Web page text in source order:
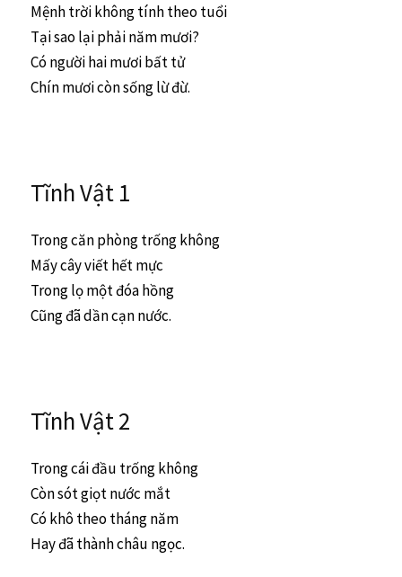
Mệnh trời không tính theo tuổi
Tại sao lại phải năm mươi?
Có người hai mươi bất tử
Chín mươi còn sống lừ đừ.
Tĩnh Vật 1
Trong căn phòng trống không
Mấy cây viết hết mực
Trong lọ một đóa hồng
Cũng đã dần cạn nước.
Tĩnh Vật 2
Trong cái đầu trống không
Còn sót giọt nước mắt
Có khô theo tháng năm
Hay đã thành châu ngọc.